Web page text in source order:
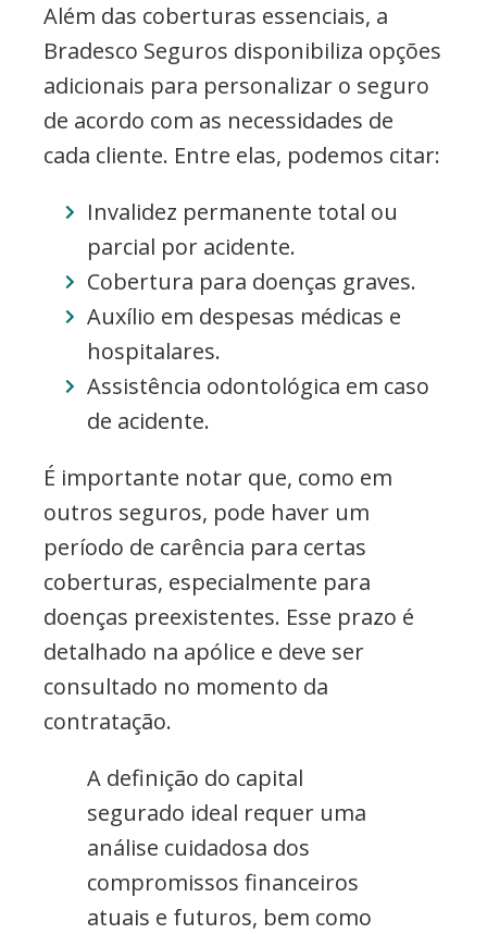
Além das coberturas essenciais, a
Bradesco Seguros disponibiliza opções
adicionais para personalizar o seguro
de acordo com as necessidades de
cada cliente. Entre elas, podemos citar:
Invalidez permanente total ou
parcial por acidente.
Cobertura para doenças graves.
Auxílio em despesas médicas e
hospitalares.
Assistência odontológica em caso
de acidente.
É importante notar que, como em
outros seguros, pode haver um
período de carência para certas
coberturas, especialmente para
doenças preexistentes. Esse prazo é
detalhado na apólice e deve ser
consultado no momento da
contratação.
A definição do capital
segurado ideal requer uma
análise cuidadosa dos
compromissos financeiros
atuais e futuros, bem como